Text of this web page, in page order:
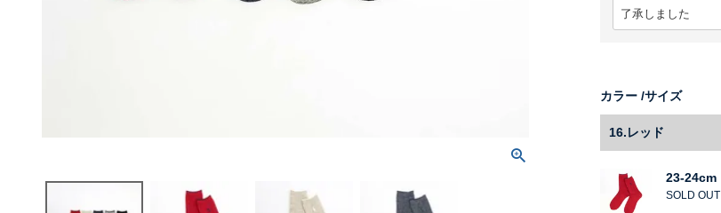
カラー サイズ
16.レッド
23-24cm
SOLD OUT